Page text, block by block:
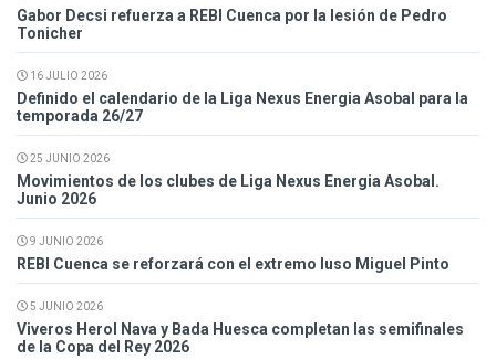
Gabor Decsi refuerza a REBI Cuenca por la lesión de Pedro
Tonicher
16 JULIO 2026
Definido el calendario de la Liga Nexus Energia Asobal para la
temporada 26/27
25 JUNIO 2026
Movimientos de los clubes de Liga Nexus Energia Asobal.
Junio 2026
9 JUNIO 2026
REBI Cuenca se reforzará con el extremo luso Miguel Pinto
5 JUNIO 2026
Viveros Herol Nava y Bada Huesca completan las semifinales
de la Copa del Rey 2026